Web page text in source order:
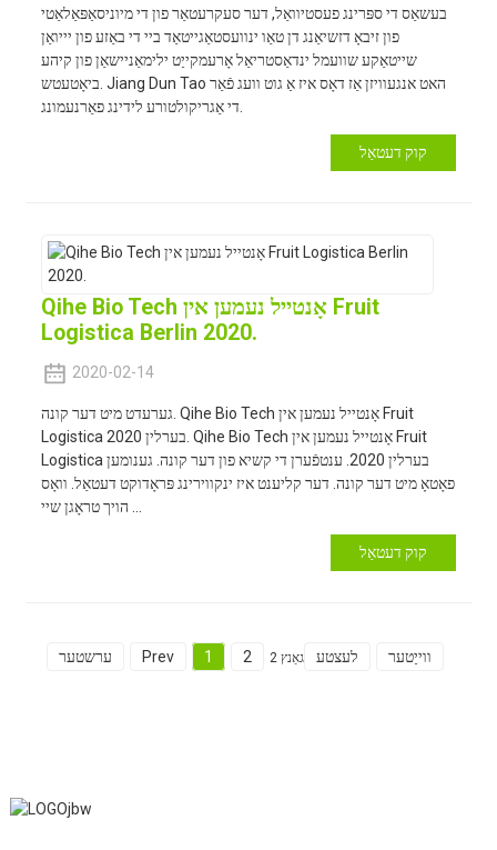
בעשאַס די ספּרינג פעסטיוואַל, דער סעקרעטאַר פון די מיוניסאַפּאַלאַטי
פון זיבאָ דזשיאַנג דן טאַו ינוועסטאַגייטאַד ביי די באַזע פון ​​יייואַן
שייטאַקע שוועמל ינדאַסטריאַל אָרעמקייַט ילימאַניישאַן פון קיהע
ביאָטעטש. Jiang Dun Tao האט אנגעוויזן אַז דאָס איז אַ גוט וועג פֿאַר
קוק דעטאַל
Qihe Bio Tech אָנטייל נעמען אין Fruit
Logistica Berlin 2020.
2020-02-14
גערעדט מיט דער קונה. Qihe Bio Tech אָנטייל נעמען אין Fruit
Logistica בערלין 2020. Qihe Bio Tech אָנטייל נעמען אין Fruit
Logistica בערלין 2020. ענטפֿערן די קשיא פון דער קונה. גענומען
פאָטאָ מיט דער קונה. דער קליענט איז ינקווירינג פּראָדוקט דעטאַל. וואָס
קוק דעטאַל
ערשטער Prev 1 2 ווייַטער לעצטע גאַנץ 2